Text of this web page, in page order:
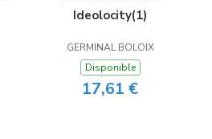
Ideolocity(1)
GERMINAL BOLOIX
Disponible
17,61 €